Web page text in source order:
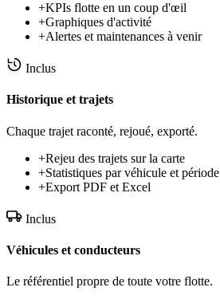
+KPIs flotte en un coup d'œil
+Graphiques d'activité
+Alertes et maintenances à venir
Inclus
Historique et trajets
Chaque trajet raconté, rejoué, exporté.
+Rejeu des trajets sur la carte
+Statistiques par véhicule et période
+Export PDF et Excel
Inclus
Véhicules et conducteurs
Le référentiel propre de toute votre flotte.